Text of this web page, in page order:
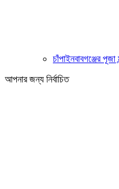
চাঁপাইনবাবগঞ্জের
আপনার জন্য নির্বাচিত